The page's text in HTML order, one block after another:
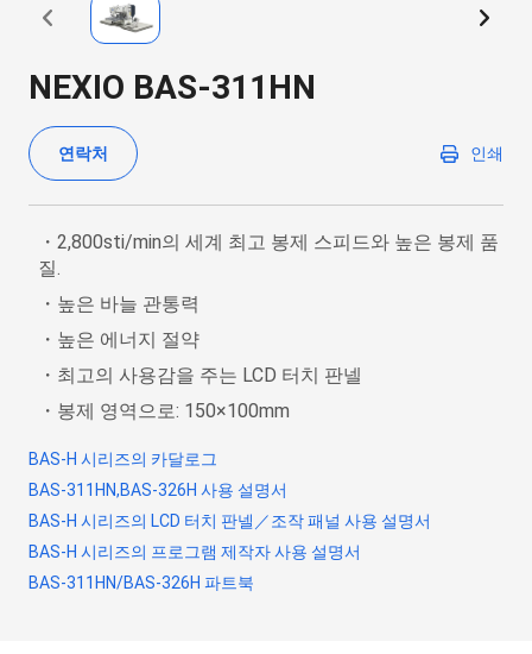
NEXIO BAS-311HN
연락처 인쇄
・2,800sti/min의 세계 최고 봉제 스피드와 높은 봉제 품
질.
・높은 바늘 관통력
・높은 에너지 절약
・최고의 사용감을 주는 LCD 터치 판넬
・봉제 영역으로: 150×100mm
BAS-H 시리즈의 카달로그
BAS-311HN,BAS-326H 사용 설명서
BAS-H 시리즈의 LCD 터치 판넬／조작 패널 사용 설명서
BAS-H 시리즈의 프로그램 제작자 사용 설명서
BAS-311HN/BAS-326H 파트북